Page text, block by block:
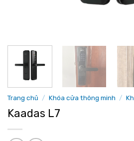
Trang chủ / Khóa cửa thông minh /
Kaadas L7